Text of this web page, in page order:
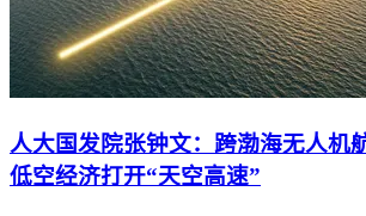
人大国发院张钟文：跨渤海无人机
低空经济打开“天空高速”